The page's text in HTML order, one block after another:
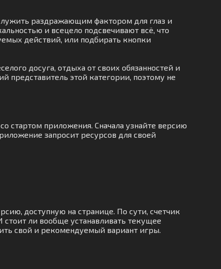
раздражающим фактором для глаз и
и всецело подсвечивают всё, что
действий, или подбирать кнопки
досуга, отдыха от своих обязанностей и
представитель этой категории, поэтому не
стартом приложения. Сначала узнайте версию
запросит ресурсов для своей
доступную на странице. По сути, счетчик
ли вообще устанавливать текущее
свой и рекомендуемый вариант игры.